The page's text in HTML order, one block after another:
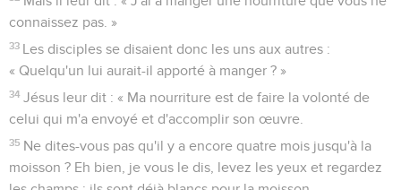
connaissez pas. »
33 Les disciples se disaient donc les uns aux autres :
« Quelqu'un lui aurait-il apporté à manger ? »
34 Jésus leur dit : « Ma nourriture est de faire la volonté de
celui qui m'a envoyé et d'accomplir son œuvre.
35 Ne dites-vous pas qu'il y a encore quatre mois jusqu'à la
moisson ? Eh bien, je vous le dis, levez les yeux et regardez